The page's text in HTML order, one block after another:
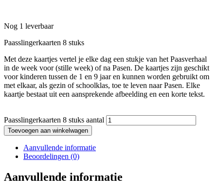
Nog 1 leverbaar
Paasslingerkaarten 8 stuks
Met deze kaartjes vertel je elke dag een stukje van het Paasverhaal
in de week voor (stille week) of na Pasen. De kaartjes zijn geschikt
voor kinderen tussen de 1 en 9 jaar en kunnen worden gebruikt om
met elkaar, als gezin of schoolklas, toe te leven naar Pasen. Elke
kaartje bestaat uit een aansprekende afbeelding en een korte tekst.
Paasslingerkaarten 8 stuks aantal
Toevoegen aan winkelwagen
Aanvullende informatie
Beoordelingen (0)
Aanvullende informatie